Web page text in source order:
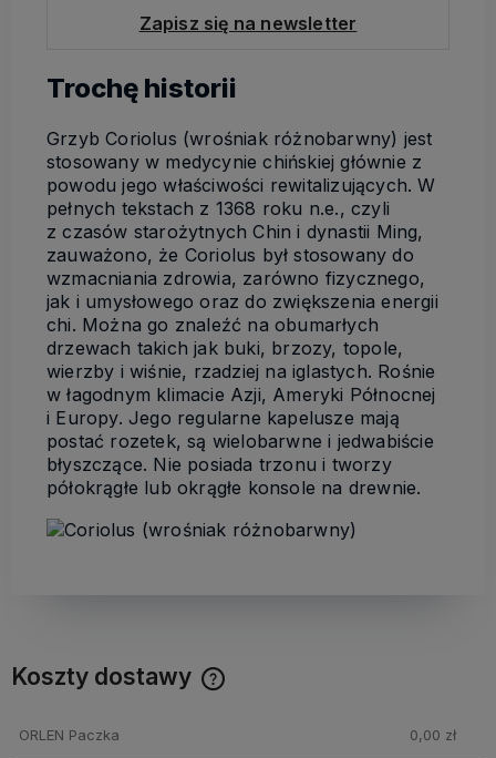
Zapisz się na newsletter
Trochę historii
Grzyb Coriolus (wrośniak różnobarwny) jest
stosowany w medycynie chińskiej głównie z
powodu jego właściwości rewitalizujących. W
pełnych tekstach z 1368 roku n.e., czyli
z czasów starożytnych Chin i dynastii Ming,
zauważono, że Coriolus był stosowany do
wzmacniania zdrowia, zarówno fizycznego,
jak i umysłowego oraz do zwiększenia energii
chi. Można go znaleźć na obumarłych
drzewach takich jak buki, brzozy, topole,
wierzby i wiśnie, rzadziej na iglastych. Rośnie
w łagodnym klimacie Azji, Ameryki Północnej
i Europy. Jego regularne kapelusze mają
postać rozetek, są wielobarwne i jedwabiście
błyszczące. Nie posiada trzonu i tworzy
półokrągłe lub okrągłe konsole na drewnie.
Koszty dostawy
ORLEN Paczka 0,00 zł